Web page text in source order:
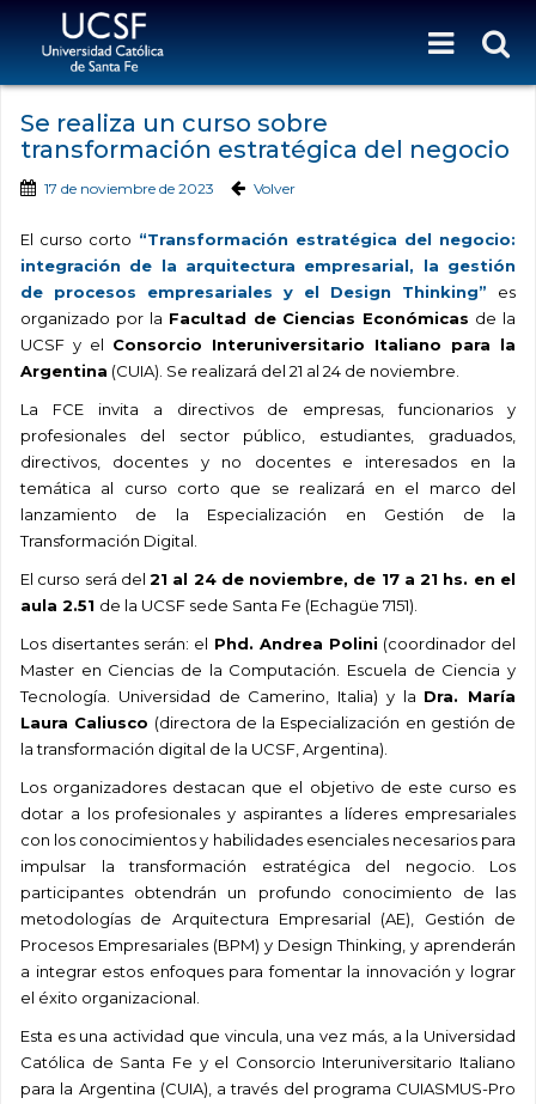
Se realiza un curso sobre
transformación estratégica del negocio
17 de noviembre de 2023 Volver
El curso corto “Transformación estratégica del negocio:
integración de la arquitectura empresarial, la gestión
de procesos empresariales y el Design Thinking” es
organizado por la Facultad de Ciencias Económicas de la
UCSF y el Consorcio Interuniversitario Italiano para la
Argentina (CUIA) . Se realizará del 21 al 24 de noviembre.
La FCE invita a directivos de empresas, funcionarios y
profesionales del sector público, estudiantes, graduados,
directivos, docentes y no docentes e interesados en la
temática al curso corto que se realizará en el marco del
lanzamiento de la Especialización en Gestión de la
Transformación Digital.
El curso será del21 al 24 de noviembre, de 17 a 21 hs. en el
aula 2.51 de la UCSF sede Santa Fe (Echagüe 7151).
Los disertantes serán: el Phd. Andrea Polini (coordinador del
Master en Ciencias de la Computación. Escuela de Ciencia y
Tecnología. Universidad de Camerino, Italia) y la Dra. María
Laura Caliusco (directora de la Especialización en gestión de
la transformación digital de la UCSF, Argentina).
Los organizadores destacan que el objetivo de este curso es
dotar a los profesionales y aspirantes a líderes empresariales
con los conocimientos y habilidades esenciales necesarios para
impulsar la transformación estratégica del negocio. Los
participantes obtendrán un profundo conocimiento de las
metodologías de Arquitectura Empresarial (AE), Gestión de
Procesos Empresariales (BPM) y Design Thinking, y aprenderán
a integrar estos enfoques para fomentar la innovación y lograr
el éxito organizacional.
Esta es una actividad que vincula, una vez más, a la Universidad
Católica de Santa Fe y el Consorcio Interuniversitario Italiano
para la Argentina (CUIA), a través del programa CUIASMUS-Pro